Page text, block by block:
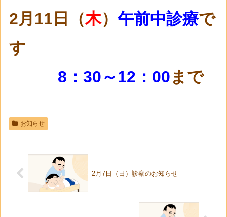
2月11 日（木）午前中診療で
す
8：30～12：00まで
お知らせ
2月7日（日）診察のお知らせ